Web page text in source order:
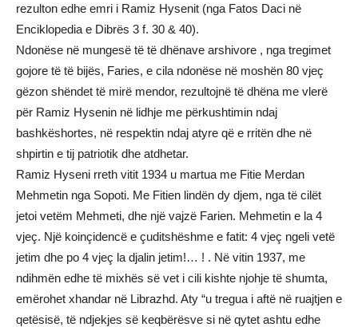
rezulton edhe emri i Ramiz Hysenit (nga Fatos Daci në
Enciklopedia e Dibrës 3 f. 30 & 40).
Ndonëse në mungesë të të dhënave arshivore , nga tregimet
gojore të të bijës, Faries, e cila ndonëse në moshën 80 vjeç
gëzon shëndet të mirë mendor, rezultojnë të dhëna me vlerë
për Ramiz Hysenin në lidhje me përkushtimin ndaj
bashkëshortes, në respektin ndaj atyre që e rritën dhe në
shpirtin e tij patriotik dhe atdhetar.
Ramiz Hyseni rreth vitit 1934 u martua me Fitie Merdan
Mehmetin nga Sopoti. Me Fitien lindën dy djem, nga të cilët
jetoi vetëm Mehmeti, dhe një vajzë Farien. Mehmetin e la 4
vjeç. Një koinçidencë e çuditshëshme e fatit: 4 vjeç ngeli vetë
jetim dhe po 4 vjeç la djalin jetim!… ! . Në vitin 1937, me
ndihmën edhe të mixhës së vet i cili kishte njohje të shumta,
emërohet xhandar në Librazhd. Aty “u tregua i aftë në ruajtjen e
qetësisë, të ndjekjes së keqbërësve si në qytet ashtu edhe